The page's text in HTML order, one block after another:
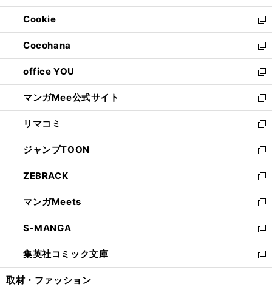
開
く
ウ
で
開
く
ン
ド
ウ
で
開
く
ウ
ィ
ン
ド
ウ
で
開
く
Cookie
新
し
い
ウ
ィ
ン
ド
ウ
で
開
く
Cocohana
新
し
い
ウ
ィ
ン
ド
ウ
で
開
く
office YOU
新
し
い
ウ
ィ
ン
ド
ウ
で
開
く
マンガMee公式サイト
新
し
い
ウ
ィ
ン
ド
ウ
で
開
く
リマコミ
新
し
い
ウ
ィ
ン
ド
ウ
で
開
く
ジャンプTOON
新
し
い
ウ
ィ
ン
ド
ウ
で
開
ZEBRACK
新
し
い
ウ
ィ
ン
ド
ウ
マンガMeets
新
し
い
ウ
ィ
ン
S-MANGA
新
し
い
ウ
集英社コミック文庫
新
し
取材・ファッション